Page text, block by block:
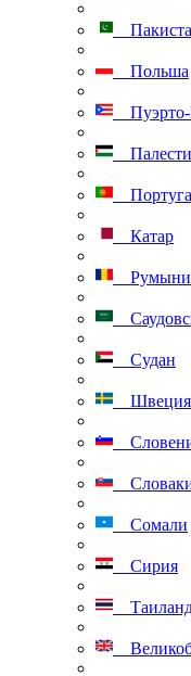
Польша
Пуэрто-
Катар
Судан
Швеция
Сомали
Сирия